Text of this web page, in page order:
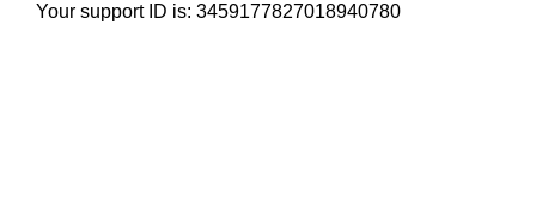
Your support ID is: 3459177827018940780